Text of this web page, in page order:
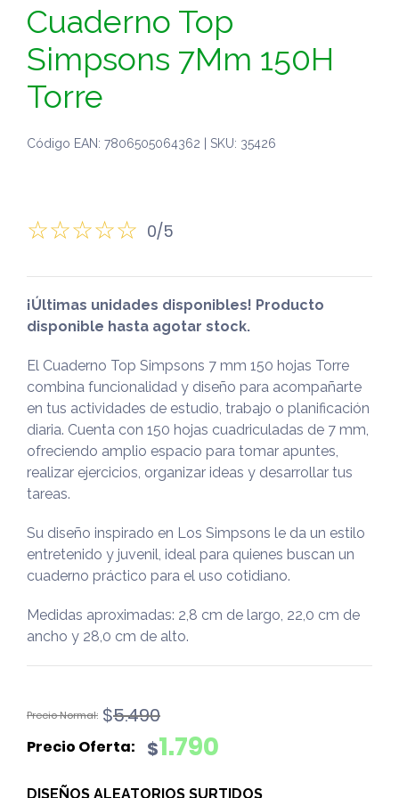
Cuaderno Top
Simpsons 7Mm 150H
Torre
Código EAN: 7806505064362 | SKU: 35426
0/5
¡Últimas unidades disponibles! Producto
disponible hasta agotar stock.
El Cuaderno Top Simpsons 7 mm 150 hojas Torre
combina funcionalidad y diseño para acompañarte
en tus actividades de estudio, trabajo o planificación
diaria. Cuenta con 150 hojas cuadriculadas de 7 mm,
ofreciendo amplio espacio para tomar apuntes,
realizar ejercicios, organizar ideas y desarrollar tus
tareas.
Su diseño inspirado en Los Simpsons le da un estilo
entretenido y juvenil, ideal para quienes buscan un
cuaderno práctico para el uso cotidiano.
Medidas aproximadas: 2,8 cm de largo, 22,0 cm de
ancho y 28,0 cm de alto.
$5.490
El
original
$1.790
El
actual
DISEÑOS ALEATORIOS SURTIDOS